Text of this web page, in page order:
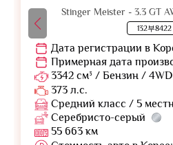
Stinger Meister - 3.3 GT
132부8422
Дата регистрации в
Примерная дата
3342 см³ / Бензин / 4WD
373 л.с.
Средний класс / 5
Серебристо-серый
55 663 км